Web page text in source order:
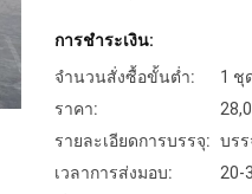
การชำระเงิน:
จำนวนสั่งซื้อขั้นต่ำ:
1 ชุ
ราคา:
รายละเอียดการบรรจุ: บร
เวลาการส่งมอบ:
20-